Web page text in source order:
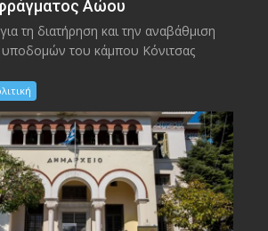
Αώου
τη διατήρηση και την αναβάθμιση
του κάμπου Κόνιτσας